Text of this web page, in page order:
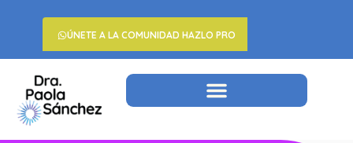
ÚNETE A LA COMUNIDAD HAZLO PRO